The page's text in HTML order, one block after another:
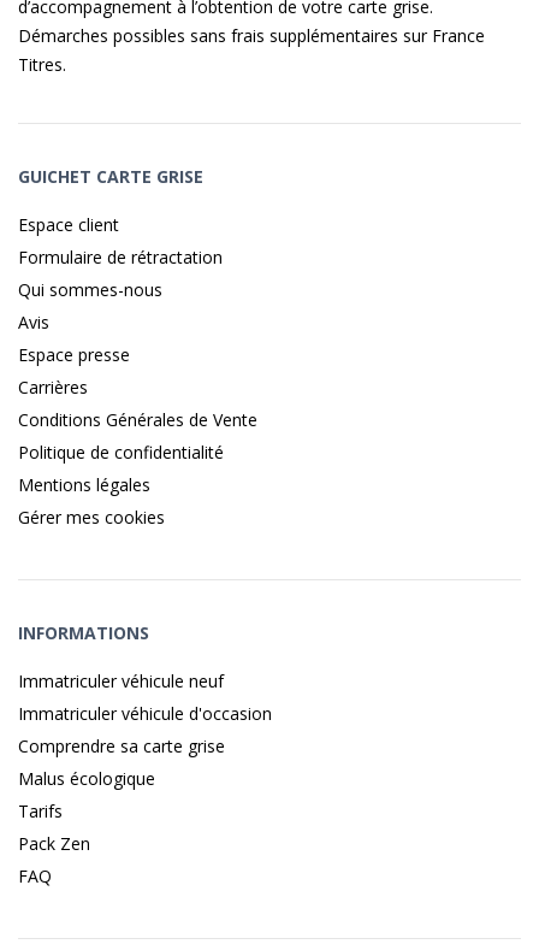
d’accompagnement à l’obtention de votre carte grise.
Démarches possibles sans frais supplémentaires sur France
Titres.
GUICHET CARTE GRISE
Espace client
Formulaire de rétractation
Qui sommes-nous
Avis
Espace presse
Carrières
Conditions Générales de Vente
Politique de confidentialité
Mentions légales
Gérer mes cookies
INFORMATIONS
Immatriculer véhicule neuf
Immatriculer véhicule d'occasion
Comprendre sa carte grise
Malus écologique
Tarifs
Pack Zen
FAQ